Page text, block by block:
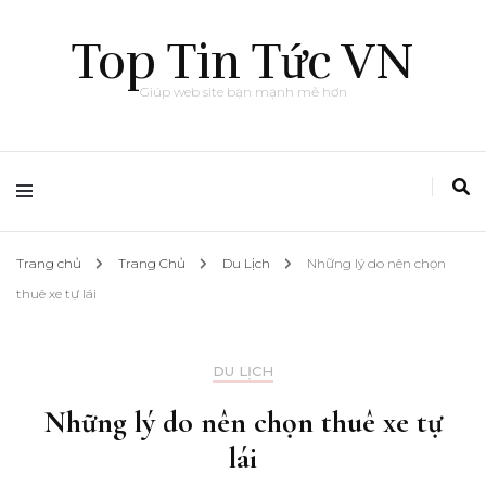
Top Tin Tức VN
Giúp web site bạn mạnh mẽ hơn
Trang chủ Trang Chủ Du Lịch
Những lý do nên chọn
thuê xe tự lái
DU LỊCH
Những lý do nên chọn thuê xe tự
lái